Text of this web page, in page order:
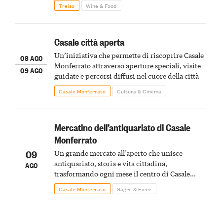
Treiso Wine & Food
08 AGO
09 AGO
Casale città aperta
Un’iniziativa che permette di riscoprire Casale
Monferrato attraverso aperture speciali, visite
guidate e percorsi diffusi nel cuore della città
Casale Monferrato Cultura & Cinema
09
AGO
Mercatino dell’antiquariato di Casale
Monferrato
Un grande mercato all’aperto che unisce
antiquariato, storia e vita cittadina,
trasformando ogni mese il centro di Casale
Monferrato in un luogo di scoperta e racconto
Casale Monferrato Sagre & Fiere